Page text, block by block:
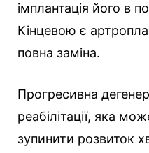
імплантація його в
Кінцевою є
повна заміна.
Прогресивна
реабілітації, яка
зупинити розвиток